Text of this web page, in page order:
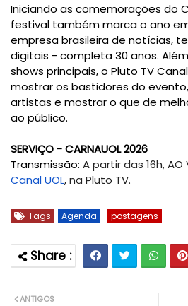
Iniciando as comemorações do
festival também marca o ano
empresa brasileira de notícias,
digitais - completa 30 anos.
shows principais, o Pluto TV
mostrar os bastidores do
artistas e mostrar o que de
ao público.
SERVIÇO - CARNAUOL 2026
Transmissão: A partir das 16h, AO
Canal UOL, na Pluto TV.
Tags Agenda postagens
ANTIGOS